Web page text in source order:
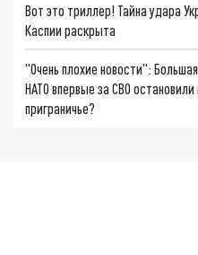
Вот это триллер! Тайна удара
Каспии раскрыта
"Очень плохие новости":
НАТО впервые за СВО
приграничье?